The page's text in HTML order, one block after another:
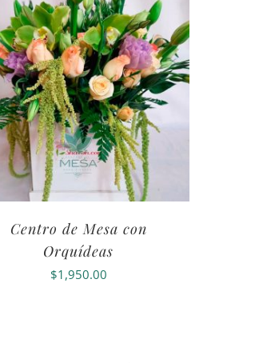
Centro de Mesa con
Orquídeas
$1,950.00